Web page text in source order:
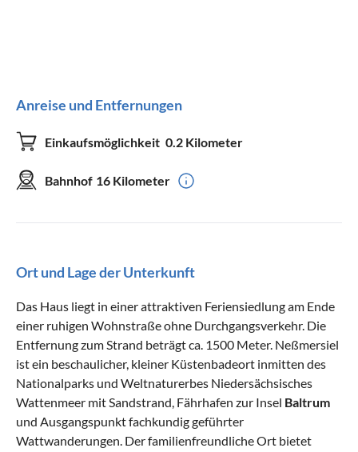
Anreise und Entfernungen
Einkaufsmöglichkeit 0.2 Kilometer
Bahnhof 16 Kilometer
Ort und Lage der Unterkunft
Das Haus liegt in einer attraktiven Feriensiedlung am Ende
einer ruhigen Wohnstraße ohne Durchgangsverkehr. Die
Entfernung zum Strand beträgt ca. 1500 Meter. Neßmersiel
ist ein beschaulicher, kleiner Küstenbadeort inmitten des
Nationalparks und Weltnaturerbes Niedersächsisches
Wattenmeer mit Sandstrand, Fährhafen zur Insel Baltrum
und Ausgangspunkt fachkundig geführter
Wattwanderungen. Der familienfreundliche Ort bietet